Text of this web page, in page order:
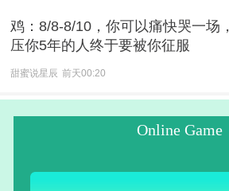
鸡：8/8-8/10，你可以痛快哭一场，
压你5年的人终于要被你征服
甜蜜说星辰 前天00:20